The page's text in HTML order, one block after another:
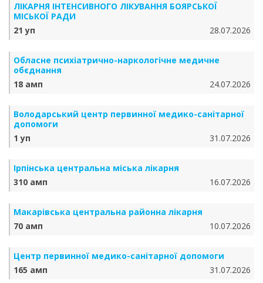
ЛІКАРНЯ ІНТЕНСИВНОГО ЛІКУВАННЯ БОЯРСЬКОЇ
МІСЬКОЇ РАДИ
21 уп
28.07.2026
Обласне психіатрично-наркологічне медичне
обєднання
18 амп
24.07.2026
Володарський центр первинної медико-санітарної
допомоги
1 уп
31.07.2026
Ірпінська центральна міська лікарня
310 амп
16.07.2026
Макарівська центральна районна лікарня
70 амп
10.07.2026
Центр первинної медико-санітарної допомоги
165 амп
31.07.2026